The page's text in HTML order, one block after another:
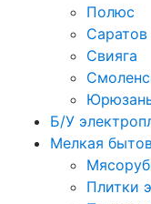
Полюс
Саратов
Свияга
Б/У
Мелкая
Плитки